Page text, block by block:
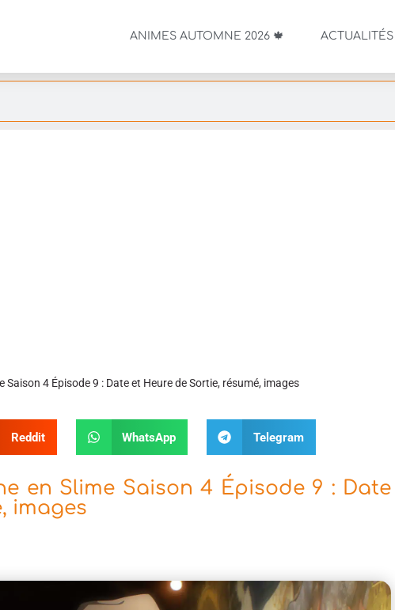
ANIMES AUTOMNE 2026 🍁 ACTUALITÉS
Saison 4 Épisode 9 : Date et Heure de Sortie, résumé, images
Reddit WhatsApp Telegram
en Slime Saison 4 Épisode 9 : Date
images